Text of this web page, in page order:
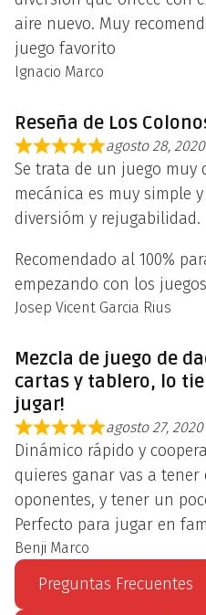
aire nuevo. Muy
juego favorito
Ignacio Marco
Reseña de Los
agosto 28, 2020
Se trata de un juego muy
mecánica es muy simple
diversióm y rejugabilidad.
Recomendado al 100%
empezando con los
Josep Vicent Garcia Rius
Mezcla de juego de
cartas y tablero, lo
jugar!
agosto 27, 2020
Dinámico rápido y
quieres ganar vas a
oponentes, y tener un
Perfecto para jugar en
Benji Marco
Preguntas Frecuentes